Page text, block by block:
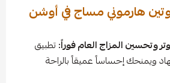
هارموني مساج في أوشن
وتحسين المزاج العام فوراً:تطبيق
ويمنحك إحساساً عميقاً بالراحة